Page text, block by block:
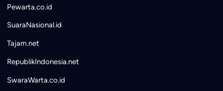
Pewarta.co.id
SuaraNasional.id
Tajam.net
RepublikIndonesia.net
SwaraWarta.co.id